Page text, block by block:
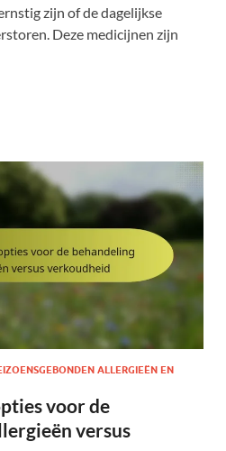
zijn of de dagelijkse
Deze medicijnen zijn
ALLERGIEËN EN
voor de
versus